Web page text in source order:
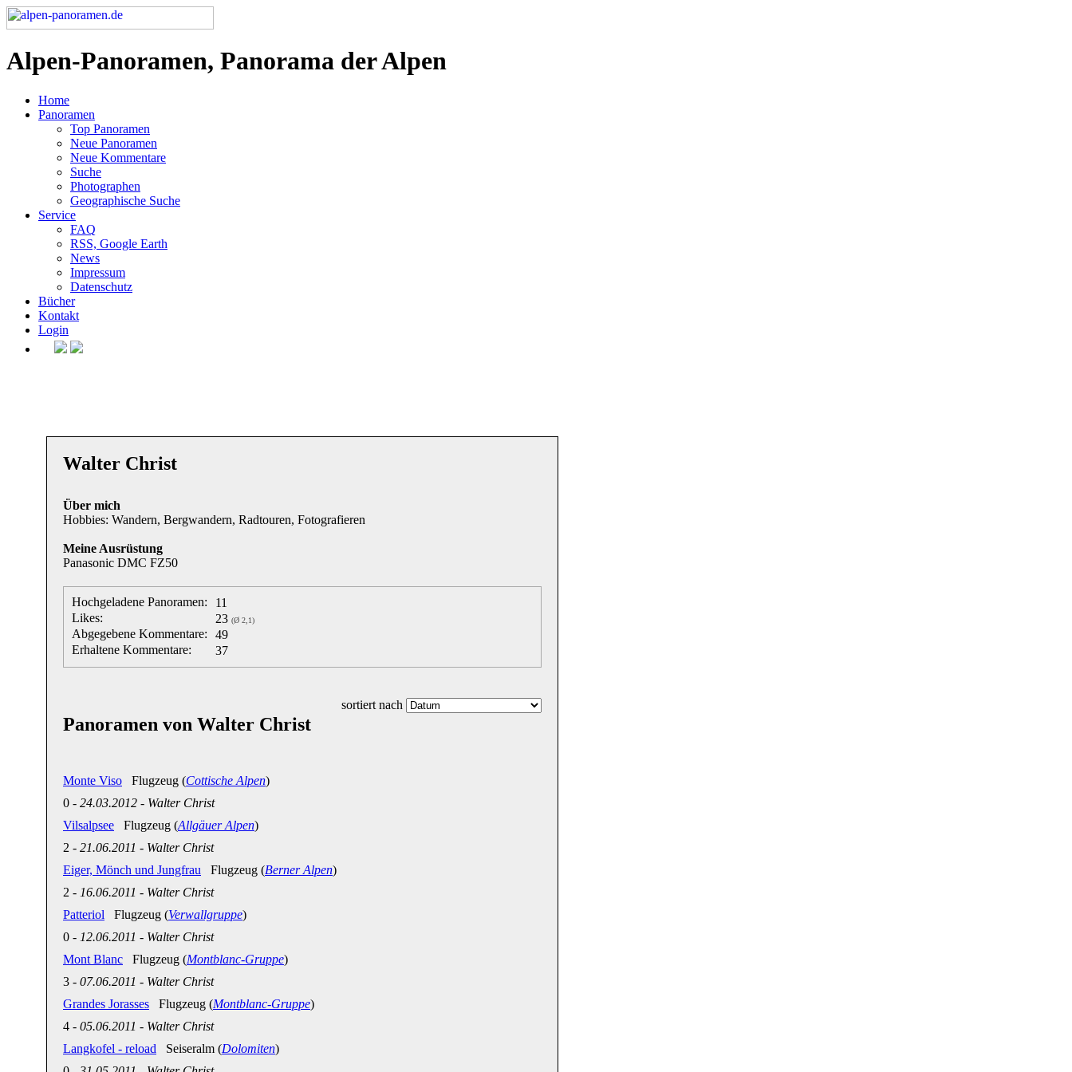
Alpen-Panoramen, Panorama der Alpen
Home
Panoramen
Top Panoramen
Neue Panoramen
Neue Kommentare
Suche
Photographen
Geographische Suche
Service
FAQ
RSS, Google Earth
News
Impressum
Datenschutz
Bücher
Kontakt
Login
Walter Christ
Über mich
Hobbies: Wandern, Bergwandern, Radtouren, Fotografieren
Meine Ausrüstung
Panasonic DMC FZ50
Hochgeladene Panoramen:
11
Likes:
23 (Ø 2,1)
Abgegebene Kommentare:
49
Erhaltene Kommentare:
37
Panoramen von Walter Christ
sortiert nach
Monte Viso Flugzeug (Cottische Alpen)
0 - 24.03.2012 - Walter Christ
Vilsalpsee Flugzeug (Allgäuer Alpen)
2 - 21.06.2011 - Walter Christ
Eiger, Mönch und Jungfrau Flugzeug (Berner Alpen)
2 - 16.06.2011 - Walter Christ
Patteriol Flugzeug (Verwallgruppe)
0 - 12.06.2011 - Walter Christ
Mont Blanc Flugzeug (Montblanc-Gruppe)
3 - 07.06.2011 - Walter Christ
Grandes Jorasses Flugzeug (Montblanc-Gruppe)
4 - 05.06.2011 - Walter Christ
Langkofel - reload Seiseralm (Dolomiten)